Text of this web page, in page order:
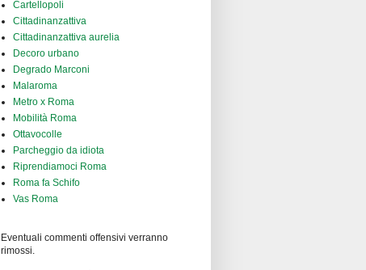
Cartellopoli
Cittadinanzattiva
Cittadinanzattiva aurelia
Decoro urbano
Degrado Marconi
Malaroma
Metro x Roma
Mobilità Roma
Ottavocolle
Parcheggio da idiota
Riprendiamoci Roma
Roma fa Schifo
Vas Roma
Eventuali commenti offensivi verranno
rimossi.